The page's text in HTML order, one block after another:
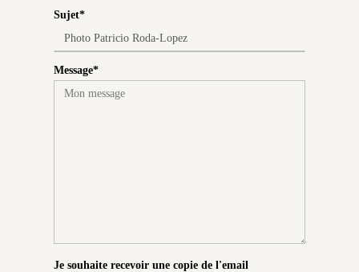
Sujet
Message
Je souhaite recevoir une copie de l'email